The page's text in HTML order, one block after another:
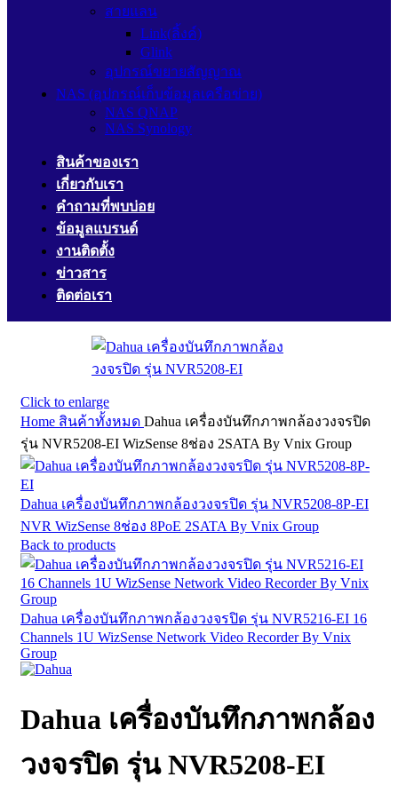
สายแลน
Link(ลิ้งค์)
Glink
อุปกรณ์ขยายสัญญาณ
NAS (อุปกรณ์เก็บข้อมูลเครือข่าย)
NAS QNAP
NAS Synology
สินค้าของเรา
เกี่ยวกับเรา
คำถามที่พบบ่อย
ข้อมูลแบรนด์
งานติดตั้ง
ข่าวสาร
ติดต่อเรา
Click to enlarge
Home สินค้าทั้งหมด Dahua เครื่องบันทึกภาพกล้องวงจรปิด
รุ่น NVR5208-EI WizSense 8ช่อง 2SATA By Vnix Group
Dahua เครื่องบันทึกภาพกล้องวงจรปิด รุ่น NVR5208-8P-EI
NVR WizSense 8ช่อง 8PoE 2SATA By Vnix Group
Back to products
Dahua เครื่องบันทึกภาพกล้องวงจรปิด รุ่น NVR5216-EI 16
Channels 1U WizSense Network Video Recorder By Vnix
Group
Dahua เครื่องบันทึกภาพกล้อง
วงจรปิด รุ่น NVR5208-EI